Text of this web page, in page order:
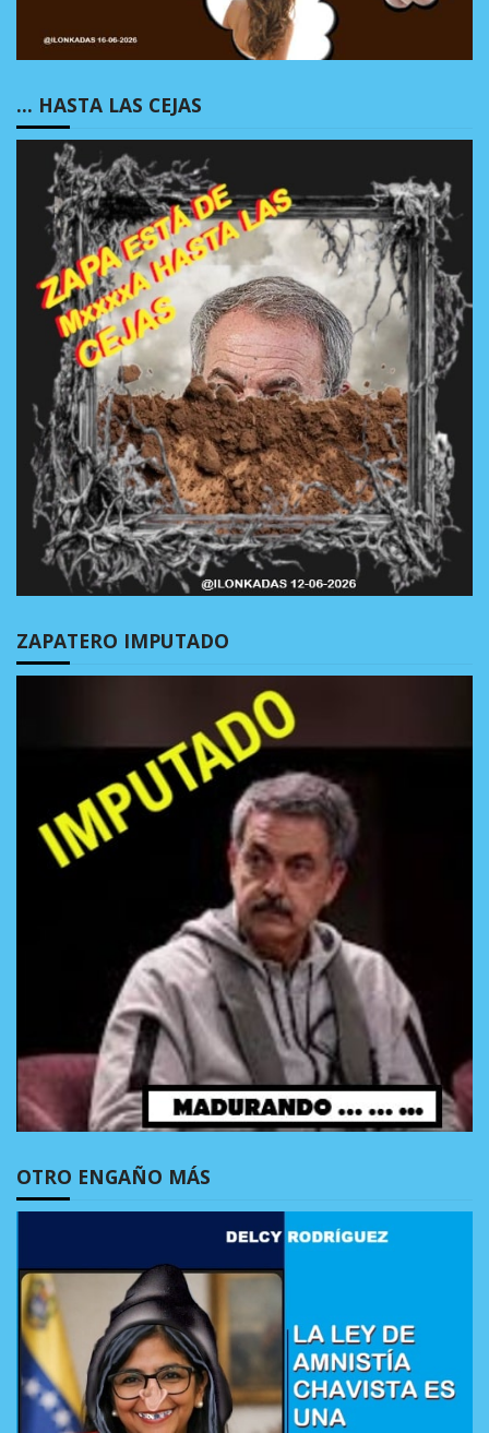
… HASTA LAS CEJAS
ZAPATERO IMPUTADO
OTRO ENGAÑO MÁS